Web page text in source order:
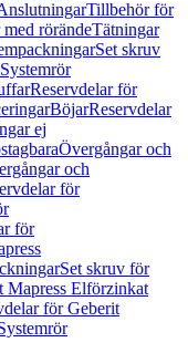
Tillbehör för
rörändeTätningar
Set skruv
Systemrör
Reservdelar för
BöjarReservdelar
ej
Övergångar och
och
för
för
Set skruv för
Mapress Elförzinkat
för Geberit